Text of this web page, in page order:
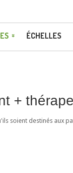
ÉCHELLES
+
soient destinés aux